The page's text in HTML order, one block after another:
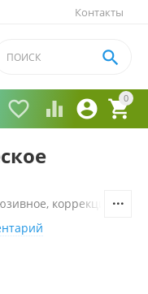
Контакты
0


 

коррекционное